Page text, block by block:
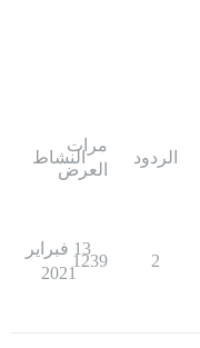
الردود
مرات
العرض
النشاط
2
1239
13 فبراير
2021